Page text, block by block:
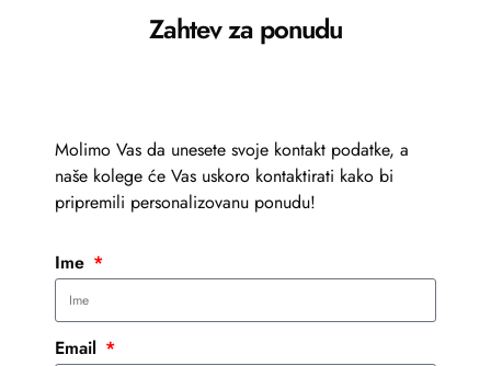
Zahtev za ponudu
Molimo Vas da unesete svoje kontakt podatke, a
naše kolege će Vas uskoro kontaktirati kako bi
pripremili personalizovanu ponudu!
Ime
Email